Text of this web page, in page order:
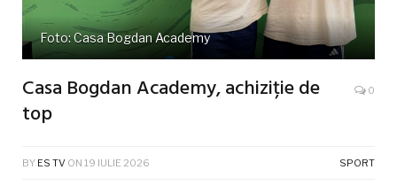
Foto: Casa Bogdan Academy
Casa Bogdan Academy, achiziție de
top
0
BY ES TV ON 19 IULIE 2026 SPORT